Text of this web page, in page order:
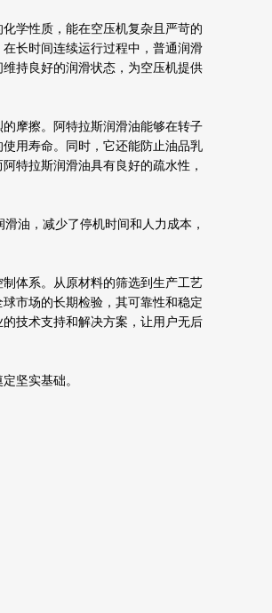
学性质，能在空压机复杂且严苛的
长时间连续运行过程中，普通润滑
持良好的润滑状态，为空压机提供
摩擦。阿特拉斯润滑油能够在转子
用寿命。同时，它还能防止油品乳
特拉斯润滑油具有良好的疏水性，
油，减少了停机时间和人力成本，
体系。从原材料的筛选到生产工艺
市场的长期检验，其可靠性和稳定
技术支持和解决方案，让用户无后
坚实基础。